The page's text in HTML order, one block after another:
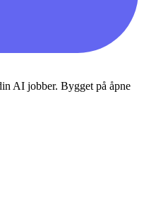
AI jobber. Bygget på åpne